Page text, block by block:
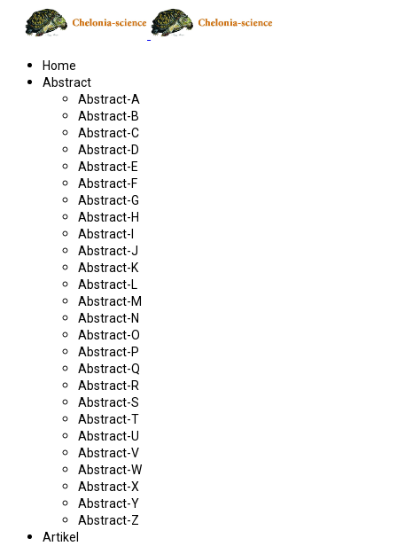
Home
Abstract
Abstract-A
Abstract-B
Abstract-C
Abstract-D
Abstract-E
Abstract-F
Abstract-G
Abstract-H
Abstract-I
Abstract-J
Abstract-K
Abstract-L
Abstract-M
Abstract-N
Abstract-O
Abstract-P
Abstract-Q
Abstract-R
Abstract-S
Abstract-T
Abstract-U
Abstract-V
Abstract-W
Abstract-X
Abstract-Y
Abstract-Z
Artikel